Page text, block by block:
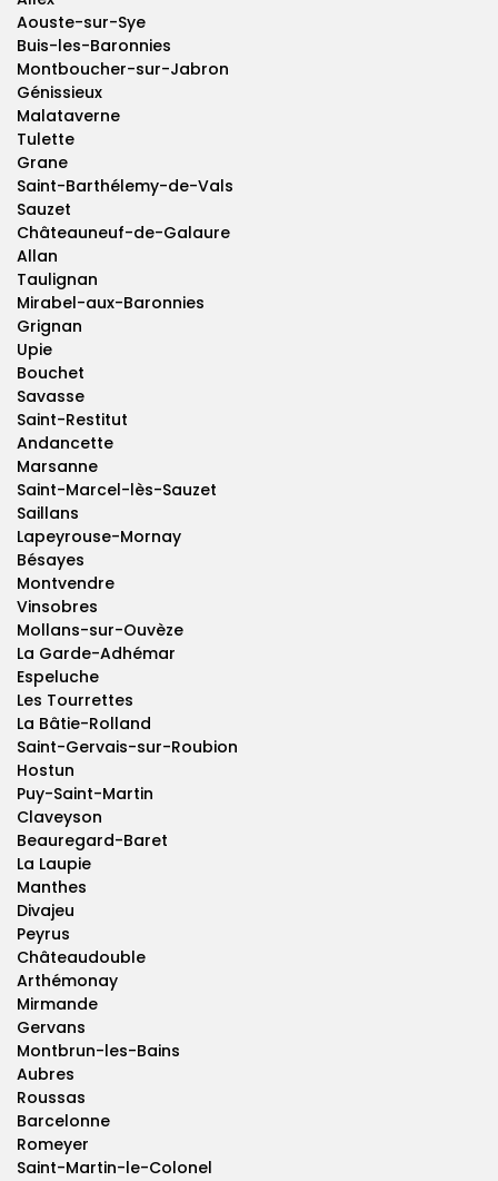
Aouste-sur-Sye
Buis-les-Baronnies
Montboucher-sur-Jabron
Génissieux
Malataverne
Tulette
Grane
Saint-Barthélemy-de-Vals
Sauzet
Châteauneuf-de-Galaure
Allan
Taulignan
Mirabel-aux-Baronnies
Grignan
Upie
Bouchet
Savasse
Saint-Restitut
Andancette
Marsanne
Saint-Marcel-lès-Sauzet
Saillans
Lapeyrouse-Mornay
Bésayes
Montvendre
Vinsobres
Mollans-sur-Ouvèze
La Garde-Adhémar
Espeluche
Les Tourrettes
La Bâtie-Rolland
Saint-Gervais-sur-Roubion
Hostun
Puy-Saint-Martin
Claveyson
Beauregard-Baret
La Laupie
Manthes
Divajeu
Peyrus
Châteaudouble
Arthémonay
Mirmande
Gervans
Montbrun-les-Bains
Aubres
Roussas
Barcelonne
Romeyer
Saint-Martin-le-Colonel